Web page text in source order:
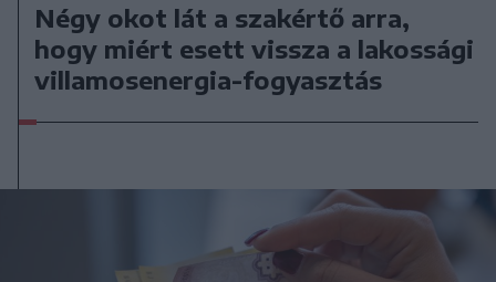
Négy okot lát a szakértő arra,
hogy miért esett vissza a lakossági
villamosenergia-fogyasztás